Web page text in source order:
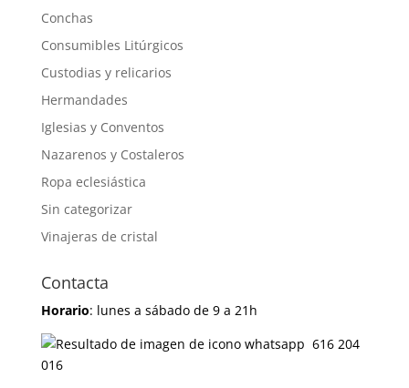
Conchas
Consumibles Litúrgicos
Custodias y relicarios
Hermandades
Iglesias y Conventos
Nazarenos y Costaleros
Ropa eclesiástica
Sin categorizar
Vinajeras de cristal
Contacta
Horario: lunes a sábado de 9 a 21h
616 204
016